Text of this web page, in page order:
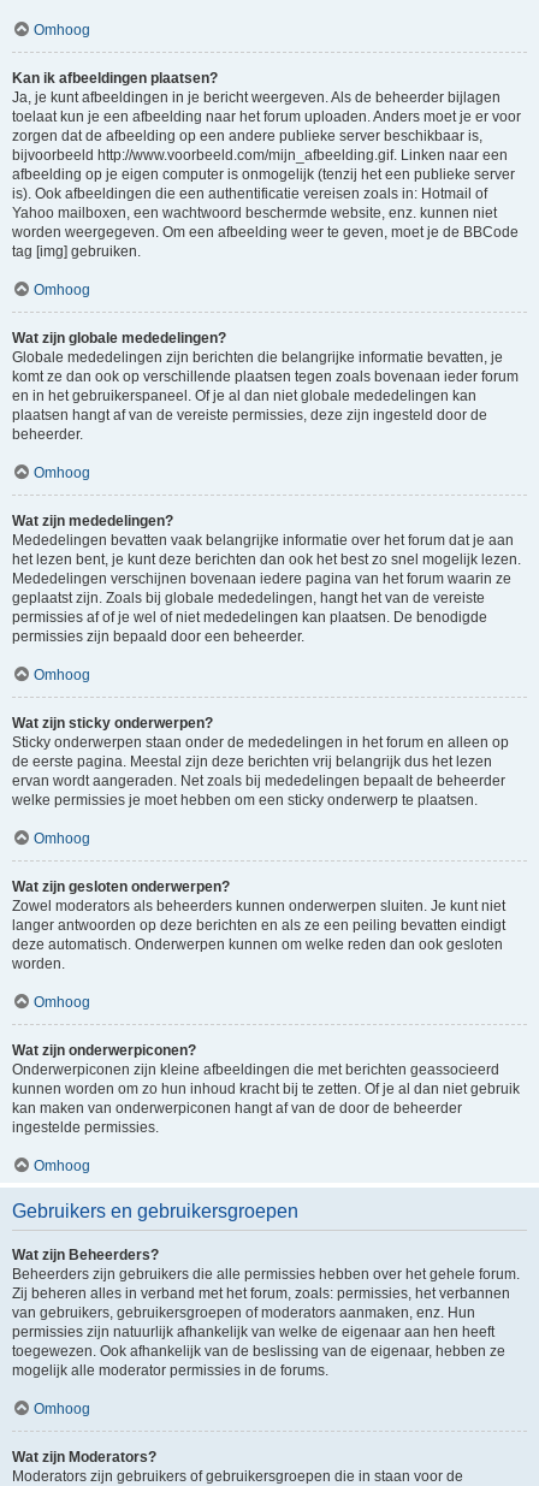
Omhoog
Kan ik afbeeldingen plaatsen?
Ja, je kunt afbeeldingen in je bericht weergeven. Als de beheerder bijlagen
toelaat kun je een afbeelding naar het forum uploaden. Anders moet je er voor
zorgen dat de afbeelding op een andere publieke server beschikbaar is,
bijvoorbeeld http://www.voorbeeld.com/mijn_afbeelding.gif. Linken naar een
afbeelding op je eigen computer is onmogelijk (tenzij het een publieke server
is). Ook afbeeldingen die een authentificatie vereisen zoals in: Hotmail of
Yahoo mailboxen, een wachtwoord beschermde website, enz. kunnen niet
worden weergegeven. Om een afbeelding weer te geven, moet je de BBCode
tag [img] gebruiken.
Omhoog
Wat zijn globale mededelingen?
Globale mededelingen zijn berichten die belangrijke informatie bevatten, je
komt ze dan ook op verschillende plaatsen tegen zoals bovenaan ieder forum
en in het gebruikerspaneel. Of je al dan niet globale mededelingen kan
plaatsen hangt af van de vereiste permissies, deze zijn ingesteld door de
beheerder.
Omhoog
Wat zijn mededelingen?
Mededelingen bevatten vaak belangrijke informatie over het forum dat je aan
het lezen bent, je kunt deze berichten dan ook het best zo snel mogelijk lezen.
Mededelingen verschijnen bovenaan iedere pagina van het forum waarin ze
geplaatst zijn. Zoals bij globale mededelingen, hangt het van de vereiste
permissies af of je wel of niet mededelingen kan plaatsen. De benodigde
permissies zijn bepaald door een beheerder.
Omhoog
Wat zijn sticky onderwerpen?
Sticky onderwerpen staan onder de mededelingen in het forum en alleen op
de eerste pagina. Meestal zijn deze berichten vrij belangrijk dus het lezen
ervan wordt aangeraden. Net zoals bij mededelingen bepaalt de beheerder
welke permissies je moet hebben om een sticky onderwerp te plaatsen.
Omhoog
Wat zijn gesloten onderwerpen?
Zowel moderators als beheerders kunnen onderwerpen sluiten. Je kunt niet
langer antwoorden op deze berichten en als ze een peiling bevatten eindigt
deze automatisch. Onderwerpen kunnen om welke reden dan ook gesloten
worden.
Omhoog
Wat zijn onderwerpiconen?
Onderwerpiconen zijn kleine afbeeldingen die met berichten geassocieerd
kunnen worden om zo hun inhoud kracht bij te zetten. Of je al dan niet gebruik
kan maken van onderwerpiconen hangt af van de door de beheerder
ingestelde permissies.
Omhoog
Gebruikers en gebruikersgroepen
Wat zijn Beheerders?
Beheerders zijn gebruikers die alle permissies hebben over het gehele forum.
Zij beheren alles in verband met het forum, zoals: permissies, het verbannen
van gebruikers, gebruikersgroepen of moderators aanmaken, enz. Hun
permissies zijn natuurlijk afhankelijk van welke de eigenaar aan hen heeft
toegewezen. Ook afhankelijk van de beslissing van de eigenaar, hebben ze
mogelijk alle moderator permissies in de forums.
Omhoog
Wat zijn Moderators?
Moderators zijn gebruikers of gebruikersgroepen die in staan voor de